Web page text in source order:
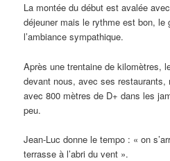
La montée du début est avalée
déjeuner mais le rythme est bon, le
l’ambiance sympathique.
Après une trentaine de kilomètres,
devant nous, avec ses restaurants,
avec 800 mètres de D+ dans les
peu.
Jean-Luc donne le tempo : « on
terrasse à l’abri du vent ».